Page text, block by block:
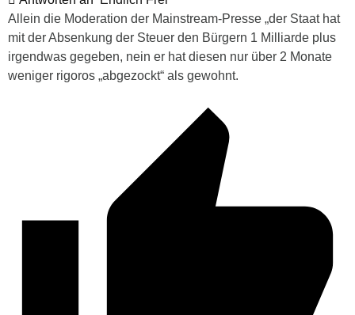
Allein die Moderation der Mainstream-Presse „der Staat hat
mit der Absenkung der Steuer den Bürgern 1 Milliarde plus
irgendwas gegeben, nein er hat diesen nur über 2 Monate
weniger rigoros „abgezockt“ als gewohnt.